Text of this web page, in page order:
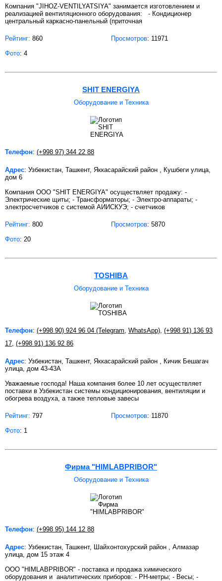
Компания "JIHOZ-VENTILYATSIYA" занимается изготовлением и
реализацией вентиляционного оборудования: - Кондиционер
центральный каркасно-панельный (приточная
Рейтинг: 860 Просмотров: 11971
Фото: 4
SHIT ENERGIYA
Оборудование и Техника
Телефон: (+998 97) 344 22 88
Адрес: Узбекистан, Ташкент, Яккасарайский район , Кушбеги улица,
дом 6
Компания OOO "SHIT ENERGIYA" осуществляет продажу: -
Электрические щиты; - Трансформаторы; - Электро-аппараты; -
электросчетчиков с системой АИИСКУЭ; - счетчиков
Рейтинг: 800 Просмотров: 5870
Фото: 20
TOSHIBA
Оборудование и Техника
Телефон: (+998 90) 924 96 04 (Telegram, WhatsApp), (+998 91) 136 93
17, (+998 91) 136 92 86
Адрес: Узбекистан, Ташкент, Яккасарайский район , Кичик Бешагач
улица, дом 43-43A
Уважаемые господа! Наша компания более 10 лет осуществляет
поставки в Узбекистан системы кондиционирования, вентиляции и
обогрева воздуха, а также тепловые завесы
Рейтинг: 797 Просмотров: 11870
Фото: 1
Фирма "HIMLABPRIBOR"
Оборудование и Техника
Телефон: (+998 95) 144 12 88
Адрес: Узбекистан, Ташкент, Шайхонтохурский район , Алмазар
улица, дом 15 этаж 4
ООО "HIMLABPRIBOR" - поставка и продажа химического
оборудования и аналитических приборов: - PН-метры; - Весы; -